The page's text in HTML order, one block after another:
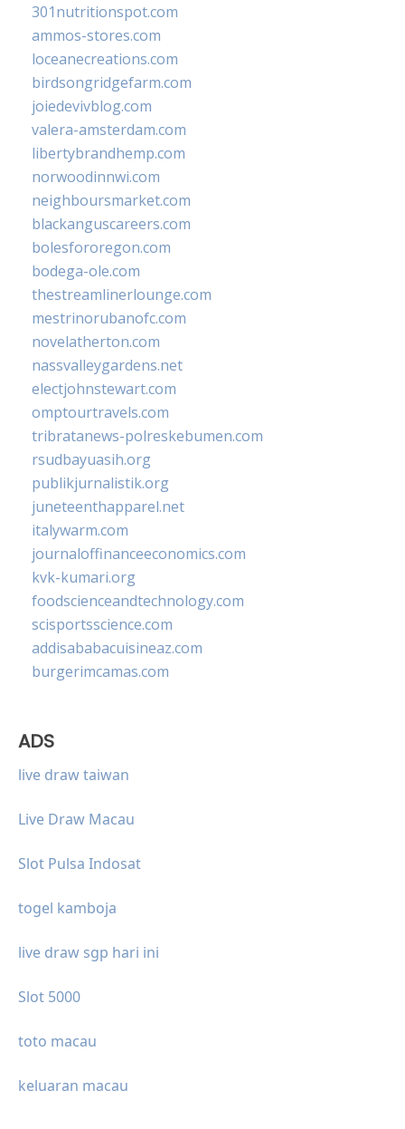
301nutritionspot.com
ammos-stores.com
loceanecreations.com
birdsongridgefarm.com
joiedevivblog.com
valera-amsterdam.com
libertybrandhemp.com
norwoodinnwi.com
neighboursmarket.com
blackanguscareers.com
bolesfororegon.com
bodega-ole.com
thestreamlinerlounge.com
mestrinorubanofc.com
novelatherton.com
nassvalleygardens.net
electjohnstewart.com
omptourtravels.com
tribratanews-polreskebumen.com
rsudbayuasih.org
publikjurnalistik.org
juneteenthapparel.net
italywarm.com
journaloffinanceeconomics.com
kvk-kumari.org
foodscienceandtechnology.com
scisportsscience.com
addisababacuisineaz.com
burgerimcamas.com
ADS
live draw taiwan
Live Draw Macau
Slot Pulsa Indosat
togel kamboja
live draw sgp hari ini
Slot 5000
toto macau
keluaran macau